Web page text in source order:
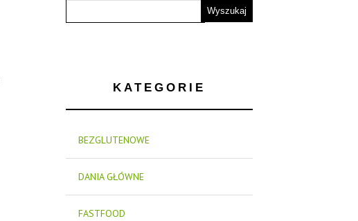
KATEGORIE
BEZGLUTENOWE
DANIA GŁÓWNE
FASTFOOD